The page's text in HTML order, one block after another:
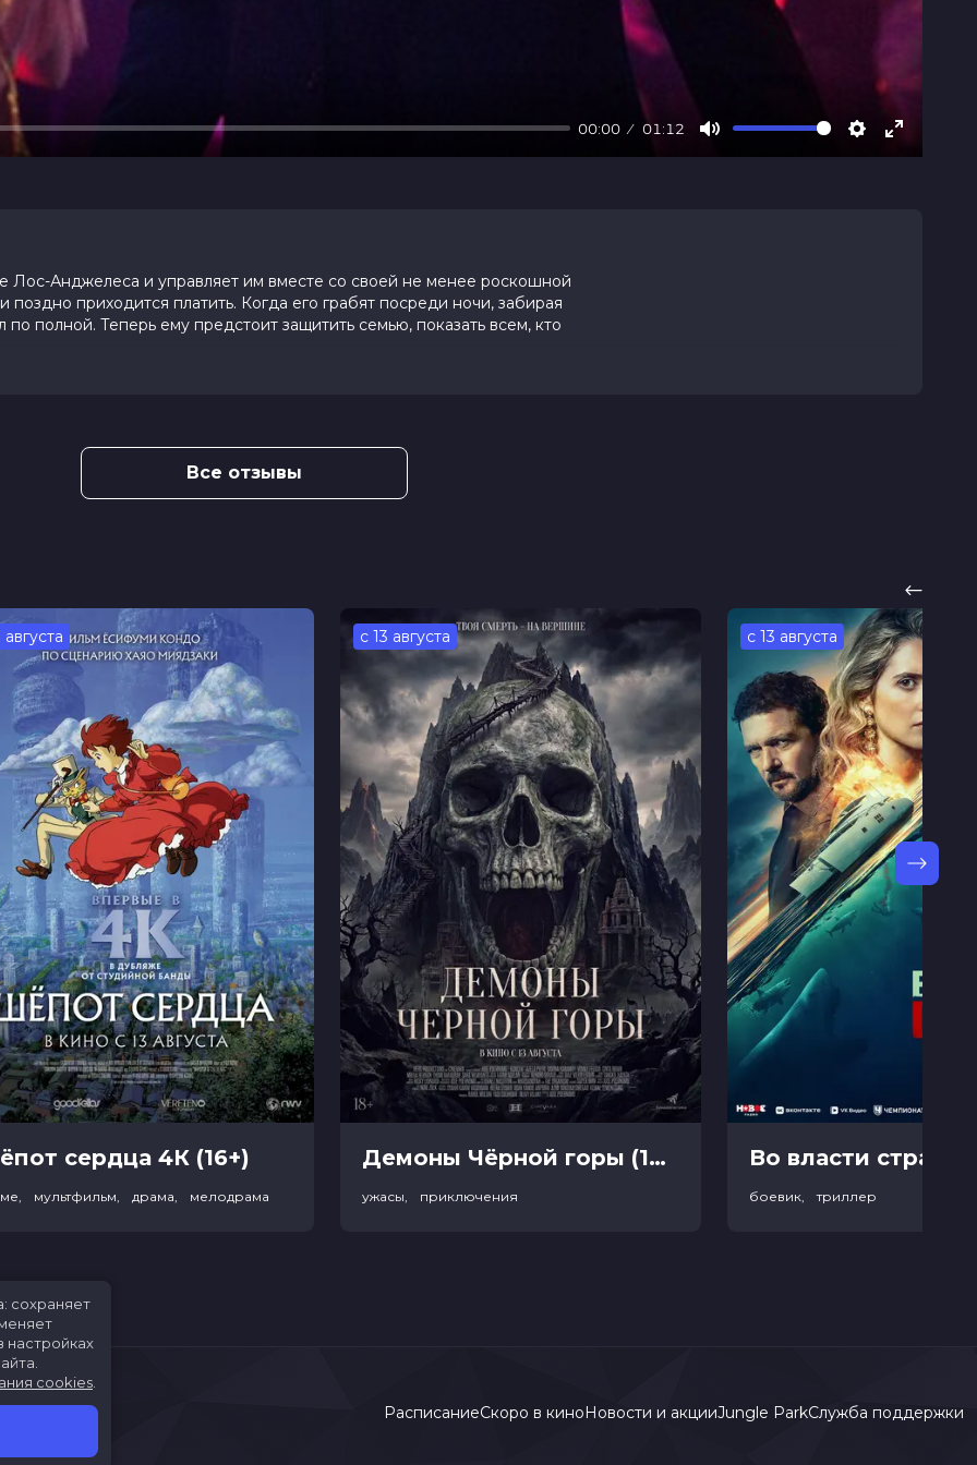
00:00 01:12
Mute Settings
Enter
Анджелеса и управляет им вместе со своей не менее роскошной
приходится платить. Когда его грабят посреди ночи, забирая
полной. Теперь ему предстоит защитить семью, показать всем, кто
Тереза Палмер, Нина Добрев,
Перри
Все отзывы
августа
сердца 4К (16+)
мультфильм, драма, мелодрама
с 13 августа
Демоны Чёрной горы (18+)
ужасы, приключения
с 13 августа
Во власти страха
боевик, триллер
РасписаниеСкоро в киноНовости и акцииJungle ParkСлужба поддержки
сохраняет
настройках
cookies